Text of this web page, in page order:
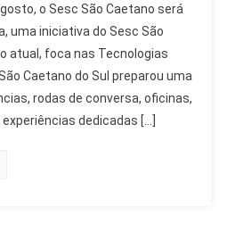
o Sesc São Caetano será
uma iniciativa do Sesc São
atual, foca nas Tecnologias
Caetano do Sul preparou uma
rodas de conversa, oficinas,
dedicadas […]